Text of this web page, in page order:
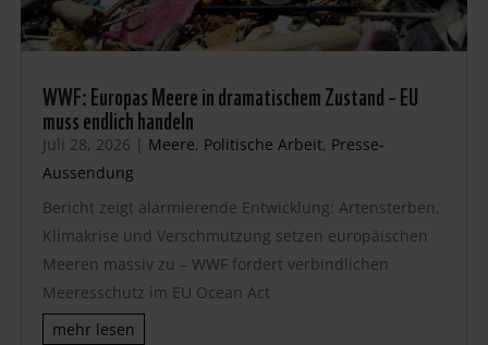
WWF: Europas Meere in dramatischem Zustand – EU
muss endlich handeln
Juli 28, 2026 | Meere, Politische Arbeit, Presse-
Aussendung
Bericht zeigt alarmierende Entwicklung: Artensterben,
Klimakrise und Verschmutzung setzen europäischen
Meeren massiv zu – WWF fordert verbindlichen
Meeresschutz im EU Ocean Act
mehr lesen